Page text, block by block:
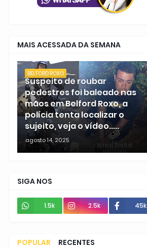
MAIS ACESSADA DA SEMANA
BELFORD ROXO
Suspeito de roubar
pedestres foi baleado nas
mãos em Belford Roxo, a
polícia tenta localizar o
sujeito, veja o vídeo.....
agosto 14, 2025
SIGA NOS
1.5k 2.5k 45k
POPULAR
RECENTES